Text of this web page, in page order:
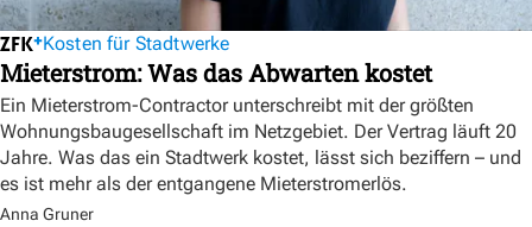
Kosten für Stadtwerke
Mieterstrom: Was das Abwarten kostet
Ein Mieterstrom-Contractor unterschreibt mit der größten
Wohnungsbaugesellschaft im Netzgebiet. Der Vertrag läuft 20
Jahre. Was das ein Stadtwerk kostet, lässt sich beziffern – und
es ist mehr als der entgangene Mieterstromerlös.
Anna Gruner